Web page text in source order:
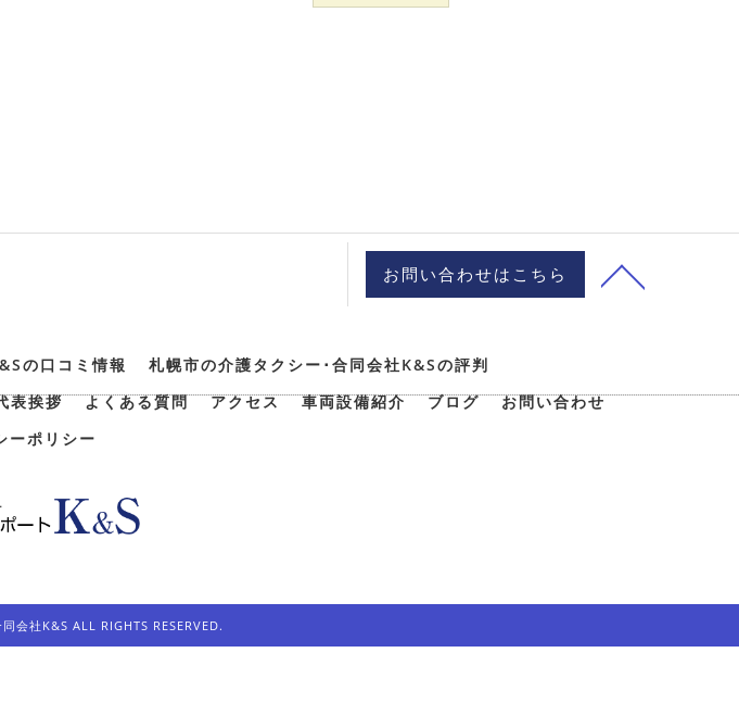
お問い合わせはこちら
の口コミ情報
札幌市の介護タクシー･合同会社K&Sの評判
表挨拶 よくある質問 アクセス 車両設備紹介 ブログ
お問い合わせ
ーポリシー
会社K&S ALL RIGHTS RESERVED.